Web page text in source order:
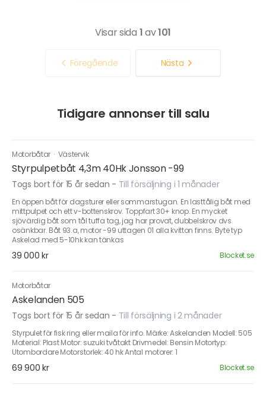
Visar sida 1av101
Föregående Nästa
Tidigare annonser till salu
Motorbåtar · Västervik
Styrpulpetbåt 4,3m 40Hk Jonsson -99
Togs bort för 15 år sedan - Till försäljning i 1 månader
En öppen båt för dagsturer eller sommarstugan. En lasttålig båt med
mittpulpet och ett v-bottenskrov. Toppfart 30+ knop. En mycket
sjövärdig båt som tål tuffa tag, jag har provat, dubbelskrov dvs
osänkbar. Båt 93.a, motor -99 uttagen 01 alla kvitton finns. Byte typ
Askelad med 5-10hk kan tänkas
39 000 kr Blocket.se
Motorbåtar
Askelanden 505
Togs bort för 15 år sedan - Till försäljning i 2 månader
Styrpulet för fisk ring eller maila för info. Märke: Askelanden Modell: 505
Material: Plast Motor: suzuki tvåtakt Drivmedel: Bensin Motortyp:
Utombordare Motorstorlek: 40 hk Antal motorer: 1
69 900 kr Blocket.se